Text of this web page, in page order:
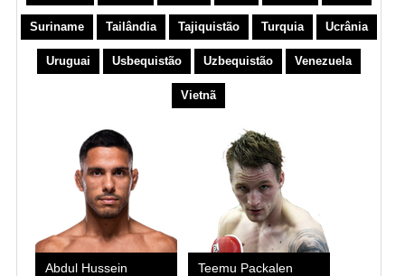
Suriname Tailândia Tajiquistão Turquia Ucrânia
Uruguai Usbequistão Uzbequistão Venezuela
Vietnã
Abdul Hussein Teemu Packalen